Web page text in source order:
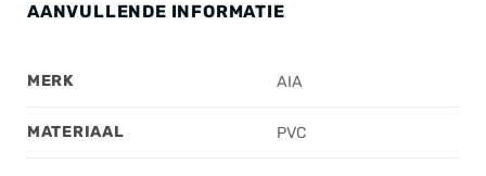
AANVULLENDE INFORMATIE
MERK AIA
MATERIAAL PVC